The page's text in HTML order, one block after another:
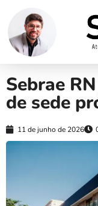
Sebrae
de sede
11 de junho de 2026